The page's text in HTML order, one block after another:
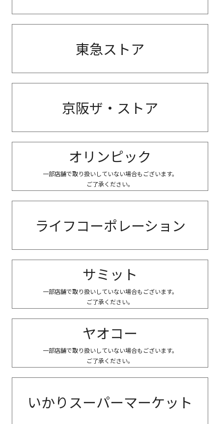
東急ストア
京阪ザ・ストア
オリンピック
一部店舗で取り扱いしていない場合もございます。
ご了承ください。
ライフコーポレーション
サミット
一部店舗で取り扱いしていない場合もございます。
ご了承ください。
ヤオコー
一部店舗で取り扱いしていない場合もございます。
ご了承ください。
いかりスーパーマーケット